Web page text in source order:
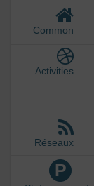
Common
Activities
Réseaux
P